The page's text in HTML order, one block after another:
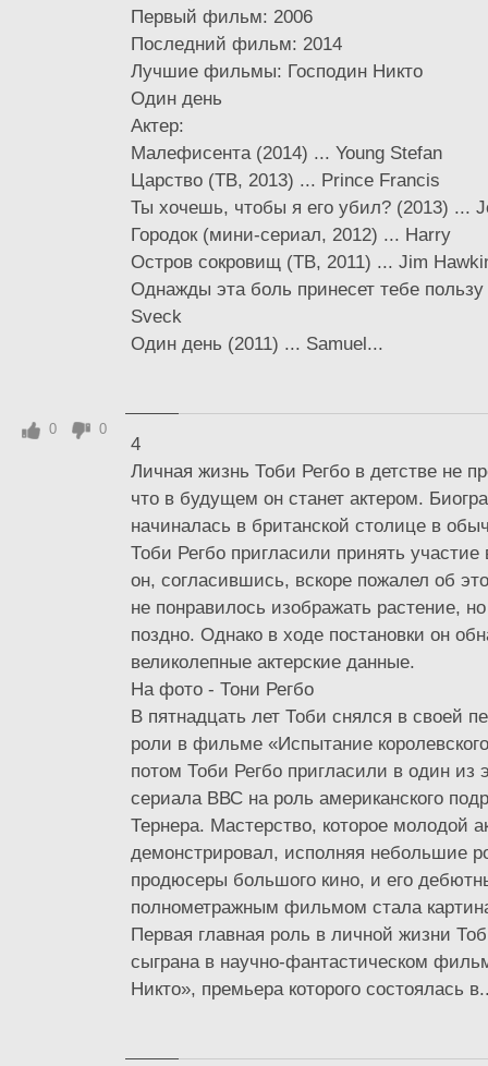
Первый фильм: 2006
Последний фильм: 2014
Лучшие фильмы: Господин Никто
Один день
Актер:
Малефисента (2014) ... Young Stefan
Царство (ТВ, 2013) ... Prince Francis
Ты хочешь, чтобы я его убил? (2013) ...
Городок (мини-сериал, 2012) ... Harry
Остров сокровищ (ТВ, 2011) ... Jim
Однажды эта боль принесет тебе
Sveck
Один день (2011) ... Samuel...
4
Личная жизнь Тоби Регбо в детстве не
что в будущем он станет актером.
начиналась в британской столице в
Тоби Регбо пригласили принять
он, согласившись, вскоре пожалел об
не понравилось изображать растение,
поздно. Однако в ходе постановки он
великолепные актерские данные.
На фото - Тони Регбо
В пятнадцать лет Тоби снялся в своей
роли в фильме «Испытание
потом Тоби Регбо пригласили в один из
сериала ВВС на роль американского
Тернера. Мастерство, которое молодой
демонстрировал, исполняя небольшие
продюсеры большого кино, и его
полнометражным фильмом стала
Первая главная роль в личной жизни
сыграна в научно-фантастическом
Никто», премьера которого состоялась
0 0